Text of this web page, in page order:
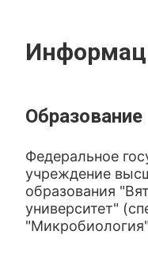
Образование
Федеральное
учреждение
образования
университет"